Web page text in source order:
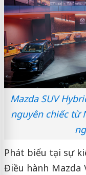
Mazda SUV
nguyên chiếc từ
Phát biểu tại sự
Điều hành Mazda